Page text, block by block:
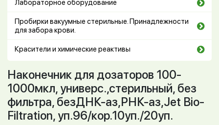
Лабораторное оборудование
Пробирки вакуумные стерильные. Принадлежности
для забора крови.
Красители и химические реактивы
Наконечник для дозаторов 100-
1000мкл, универс.,стерильный, без
фильтра, безДНК-аз,РНК-аз,Jet Bio-
Filtration, уп.96/кор.10уп./20уп.